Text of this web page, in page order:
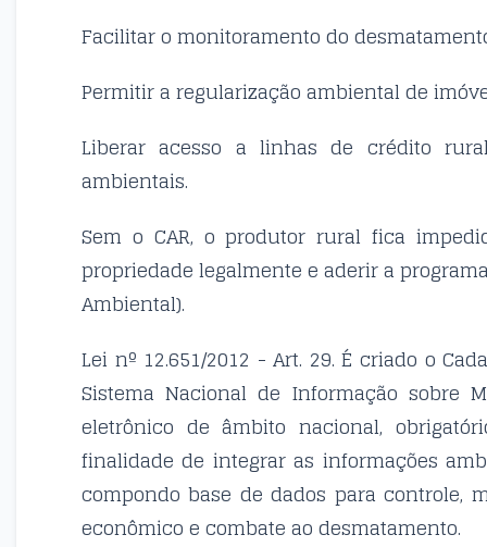
Facilitar o monitoramento do
Permitir a regularização ambiental de
Liberar acesso a linhas de crédito
ambientais.
Sem o CAR, o produtor rural fica
propriedade legalmente e aderir a
Ambiental).
Lei nº 12.651/2012 - Art. 29. É criado o
Sistema Nacional de Informação sobre
eletrônico de âmbito nacional,
finalidade de integrar as informações
compondo base de dados para controle,
econômico e combate ao desmatamento.